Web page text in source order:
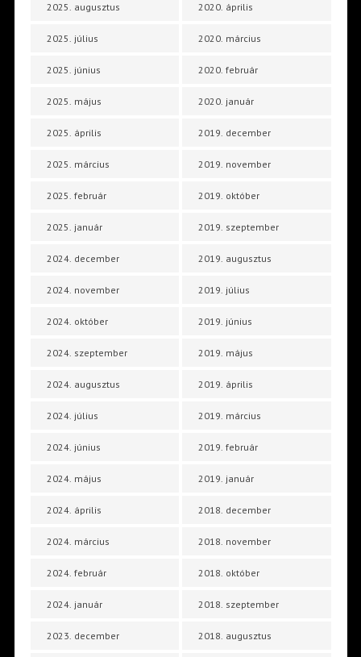
2025. augusztus
2025. július
2025. június
2025. május
2025. április
2025. március
2025. február
2025. január
2024. december
2024. november
2024. október
2024. szeptember
2024. augusztus
2024. július
2024. június
2024. május
2024. április
2024. március
2024. február
2024. január
2023. december
2020. április
2020. március
2020. február
2020. január
2019. december
2019. november
2019. október
2019. szeptember
2019. augusztus
2019. július
2019. június
2019. május
2019. április
2019. március
2019. február
2019. január
2018. december
2018. november
2018. október
2018. szeptember
2018. augusztus